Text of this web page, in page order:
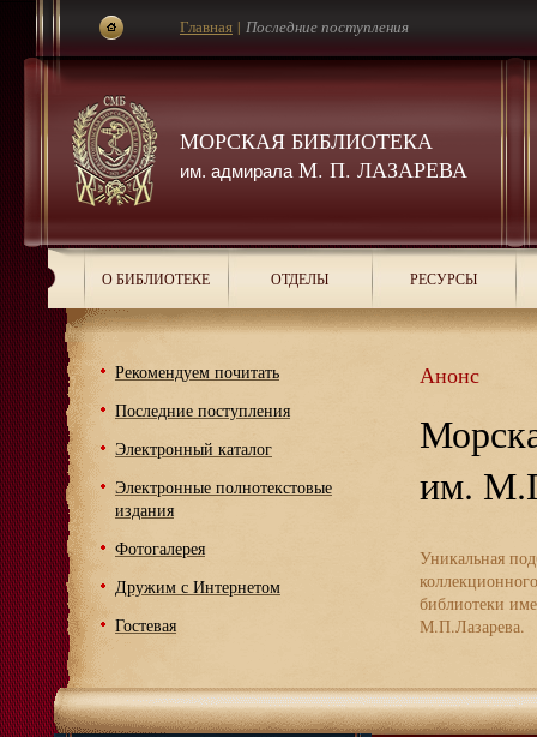
МОРСКАЯ БИБЛИОТЕКА
им. адмиралаМ. П. ЛАЗАРЕВА
Главная | Последние поступления
О БИБЛИОТЕКЕ ОТДЕЛЫ РЕСУРСЫ
Рекомендуем почитать
Последние поступления
Электронный каталог
Электронные полнотекстовые
издания
Фотогалерея
Дружим с Интернетом
Гостевая
Анонс
им.
Уникальная
библиотеки
М.П.Лазарева.